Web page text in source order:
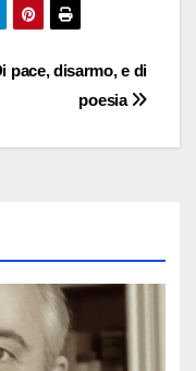
pace, disarmo, e di
poesia